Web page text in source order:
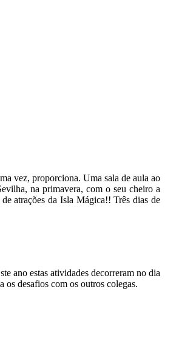
vez, proporciona. Uma sala de aula ao
na primavera, com o seu cheiro a
atrações da Isla Mágica!! Três dias de
ano estas atividades decorreram no dia
os desafios com os outros colegas.